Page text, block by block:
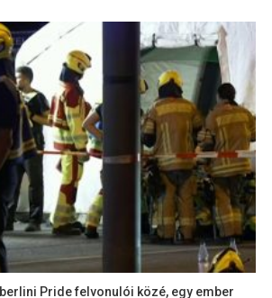
Pride felvonulói közé, egy ember